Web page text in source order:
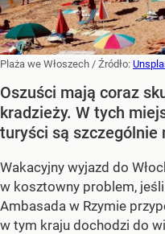
Plaża we Włoszech / Źródło:
Oszuści mają coraz
kradzieży. W tych
turyści są szczególnie
Wakacyjny wyjazd do
w kosztowny problem,
Ambasada w Rzymie
w tym kraju dochodzi do